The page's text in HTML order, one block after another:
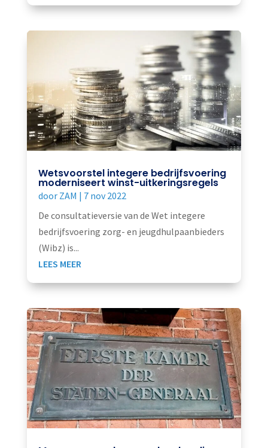
Wetsvoorstel integere bedrijfsvoering
moderniseert winst-uitkeringsregels
door ZAM | 7 nov 2022
De consultatieversie van de Wet integere
bedrijfsvoering zorg- en jeugdhulpaanbieders
(Wibz) is...
LEES MEER